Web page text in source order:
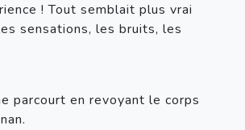
! Tout semblait plus vrai
sensations, les bruits, les
parcourt en revoyant le corps